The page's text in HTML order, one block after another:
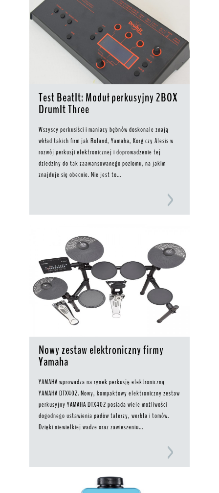
Test BeatIt: Moduł perkusyjny 2BOX
DrumIt Three
Wszyscy perkusiści i maniacy bębnów doskonale znają
wkład takich firm jak Roland, Yamaha, Korg czy Alesis w
rozwój perkusji elektronicznej i doprowadzenie tej
dziedziny do tak zaawansowanego poziomu, na jakim
znajduje się obecnie. Nie jest to...
Nowy zestaw elektroniczny firmy
Yamaha
YAMAHA wprowadza na rynek perkusję elektroniczną
YAMAHA DTX402. Nowy, kompaktowy elektroniczny zestaw
perkusyjny YAMAHA DTX402 posiada wiele możliwości
dogodnego ustawienia padów talerzy, werbla i tomów.
Dzięki niewielkiej wadze oraz zawieszeniu...